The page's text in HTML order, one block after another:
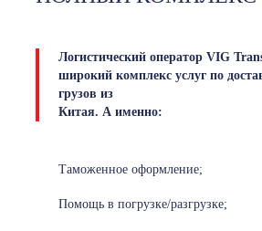
Логистический оператор VIG
широкий комплекс услуг по
грузов из
Китая. А именно:
Таможенное оформление;
Помощь в погрузке/разгрузке;